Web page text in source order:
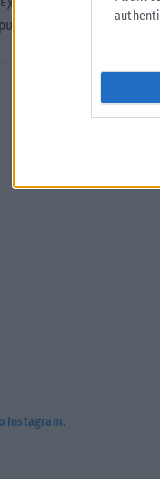
του συλλόγου,
Instagram.